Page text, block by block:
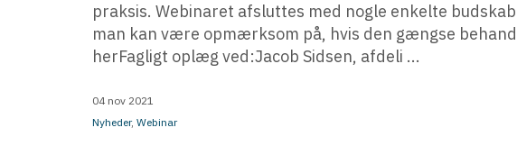
praksis. Webinaret afsluttes med nogle enkelte
man kan være opmærksom på, hvis den gængse
herFagligt oplæg ved:Jacob Sidsen, afdeli ...
04 nov 2021
Nyheder, Webinar